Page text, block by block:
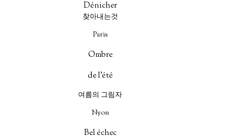
Dénicher
찾아내는것
Paris
Ombre
de l'été
여름의 그림자
Nyon
Bel échec